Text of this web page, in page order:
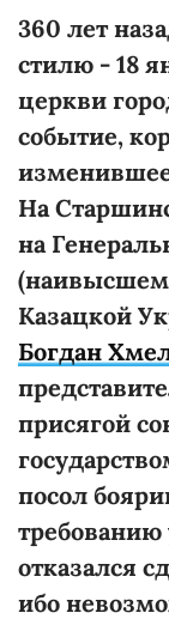
360 лет
стилю - 18
церкви
событие,
На
на
(наивысшем
Казацкой
Богдан
присягой
посол
требованию
отказался
ибо